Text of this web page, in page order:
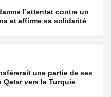
l’attentat contre un
et affirme sa solidarité
une partie de ses
vers la Turquie